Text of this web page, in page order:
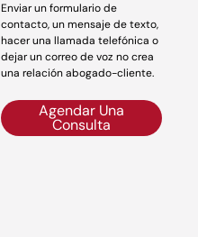
Enviar un formulario de
contacto, un mensaje de texto,
hacer una llamada telefónica o
dejar un correo de voz no crea
una relación abogado-cliente.
Agendar Una
Consulta